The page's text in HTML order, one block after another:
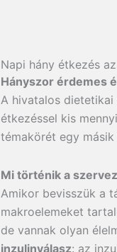
Napi hány étkezés
Hányszor érdemes
A hivatalos
étkezéssel kis
témakörét egy
Mi történik a
Amikor bevisszük a
makroelemeket
de vannak olyan
inzulinválasz: az